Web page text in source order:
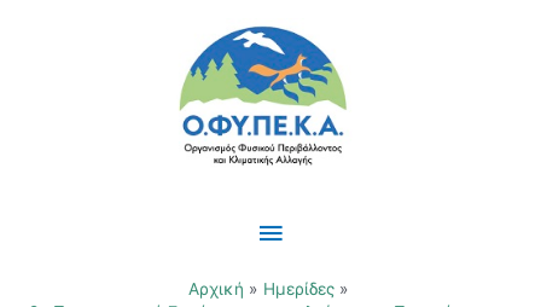
Κύριο
Μενού
Αρχική
Ημερίδες